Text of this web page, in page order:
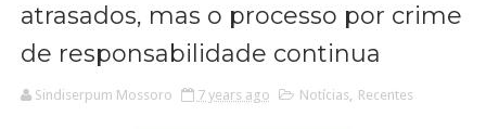
atrasados, mas o processo por crime
de responsabilidade continua
Sindiserpum Mossoro 7 years ago Notícias, Recentes